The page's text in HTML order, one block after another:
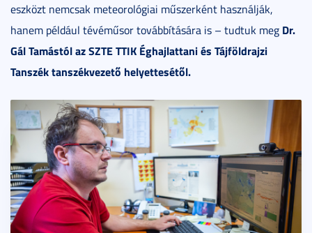
eszközt nemcsak meteorológiai műszerként használják,
hanem például tévéműsor továbbítására is – tudtuk meg Dr.
Gál Tamástól az SZTE TTIK Éghajlattani és Tájföldrajzi
Tanszék tanszékvezető helyettesétől.